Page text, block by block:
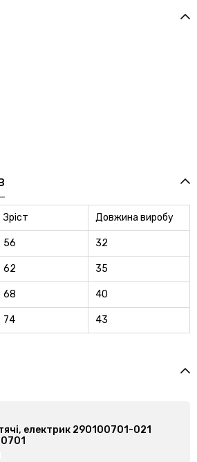
Зріст Довжина виробу
56 32
62 35
68 40
74 43
електрик 290100701-021